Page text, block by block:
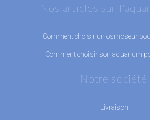
Nos articles sur
Comment choisir un osmoseur
Comment choisir son aquarium
Notre société
Livraison